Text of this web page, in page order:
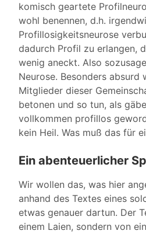
komisch geartete
wohl benennen, d.h.
Profillosigkeitsneurose
dadurch Profil zu erlangen,
wenig aneckt. Also
Neurose. Besonders absurd
Mitglieder dieser
betonen und so tun, als
vollkommen profillos
kein Heil. Was muß das für
Ein abenteuerlicher
Wir wollen das, was hier
anhand des Textes eines
etwas genauer dartun. Der
einem Laien, sondern von